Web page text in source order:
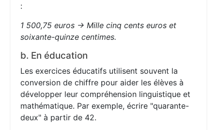
:
1 500,75 euros → Mille cinq cents euros et
soixante-quinze centimes.
b. En éducation
Les exercices éducatifs utilisent souvent la
conversion de chiffre pour aider les élèves à
développer leur compréhension linguistique et
mathématique. Par exemple, écrire "quarante-
deux" à partir de 42.